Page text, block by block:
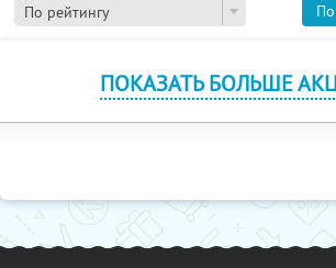
По рейтингу
ПОКАЗАТЬ БОЛЬШЕ